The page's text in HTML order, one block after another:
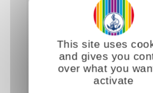
Nella Scienza Iniziatica leggere
essere capaci di decifrare
nascosto delle creature e degli
14.00CHF
This site uses
and gives you
over what you
activate